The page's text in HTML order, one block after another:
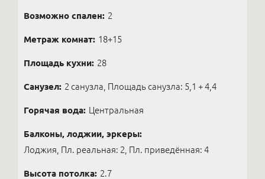
Возможно спален: 2
Метраж комнат: 18+15
Площадь кухни: 28
Санузел: 2 санузла, Площадь санузла: 5,1 + 4,4
Горячая вода: Центральная
Балконы, лоджии, эркеры:
Лоджия, Пл. реальная: 2, Пл. приведённая: 4
Высота потолка: 2.7